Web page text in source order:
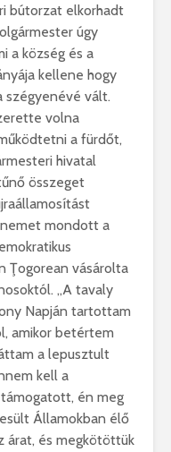
bútorzat elkorhadt
úgy
a község és a
kellene hogy
szégyenévé vált.
volna
a fürdőt,
hivatal
összeget
mondott a
Ţogorean vásárolta
„A tavaly
Napján tartottam
amikor betértem
a lepusztult
kell a
én meg
Államokban élő
árat, és megkötöttük